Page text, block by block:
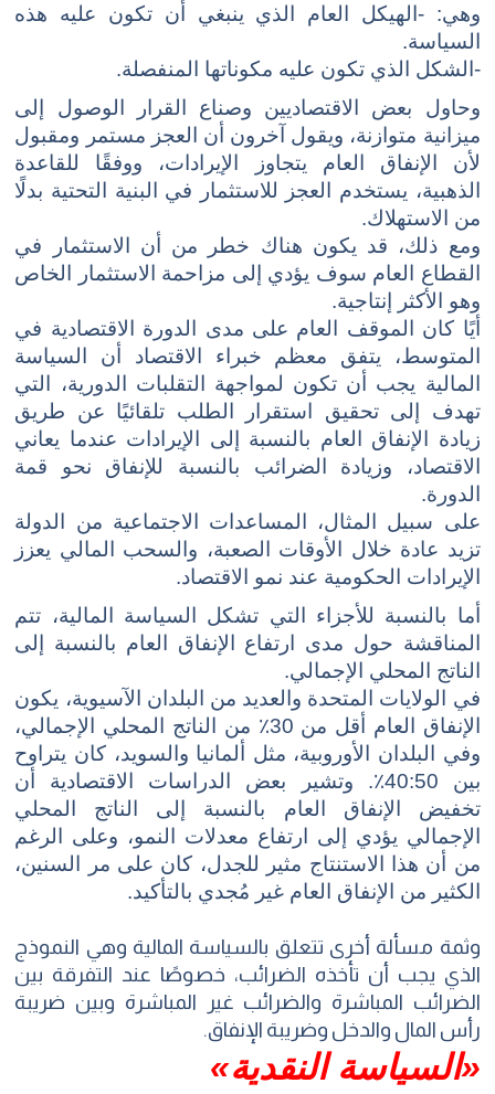
وهي: -الهيكل العام الذي ينبغي أن تكون عليه هذه
السياسة.
-الشكل الذي تكون عليه مكوناتها المنفصلة.
وحاول بعض الاقتصاديين وصناع القرار الوصول إلى
ميزانية متوازنة، ويقول آخرون أن العجز مستمر ومقبول
لأن الإنفاق العام يتجاوز الإيرادات، ووفقًا للقاعدة
الذهبية، يستخدم العجز للاستثمار في البنية التحتية بدلًا
من الاستهلاك.
ومع ذلك، قد يكون هناك خطر من أن الاستثمار في
القطاع العام سوف يؤدي إلى مزاحمة الاستثمار الخاص
وهو الأكثر إنتاجية.
أيًا كان الموقف العام ​​على مدى الدورة الاقتصادية في
المتوسط، يتفق معظم خبراء الاقتصاد أن السياسة
المالية يجب أن تكون لمواجهة التقلبات الدورية، التي
تهدف إلى تحقيق استقرار الطلب تلقائيًا عن طريق
زيادة الإنفاق العام بالنسبة إلى الإيرادات عندما يعاني
الاقتصاد، وزيادة الضرائب بالنسبة للإنفاق نحو قمة
الدورة.
على سبيل المثال، المساعدات الاجتماعية من الدولة
تزيد عادة خلال الأوقات الصعبة، والسحب المالي يعزز
الإيرادات الحكومية عند نمو الاقتصاد.
أما بالنسبة للأجزاء التي تشكل السياسة المالية، تتم
المناقشة حول مدى ارتفاع الإنفاق العام بالنسبة إلى
الناتج المحلي الإجمالي.
في الولايات المتحدة والعديد من البلدان الآسيوية، يكون
الإنفاق العام أقل من 30٪ من الناتج المحلي الإجمالي،
وفي البلدان الأوروبية، مثل ألمانيا والسويد، كان يتراوح
بين 40:50٪. وتشير بعض الدراسات الاقتصادية أن
تخفيض الإنفاق العام بالنسبة إلى الناتج المحلي
الإجمالي يؤدي إلى ارتفاع معدلات النمو، وعلى الرغم
من أن هذا الاستنتاج مثير للجدل، كان على مر السنين،
الكثير من الإنفاق العام غير مُجدي بالتأكيد.
وثمة مسألة أخرى تتعلق بالسياسة المالية وهي النموذج
الذي يجب أن تأخذه الضرائب، خصوصًا عند التفرقة بين
الضرائب المباشرة والضرائب غير المباشرة وبين ضريبة
رأس المال والدخل وضريبة الإنفاق.
«السياسة النقدية»